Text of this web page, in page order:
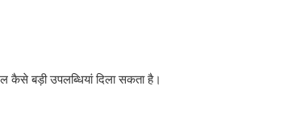
कैसे बड़ी उपलब्धियां दिला सकता है।